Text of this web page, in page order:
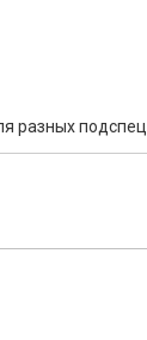
разных подспец.